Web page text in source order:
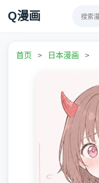
Q漫画
首页 > 日本漫画 >